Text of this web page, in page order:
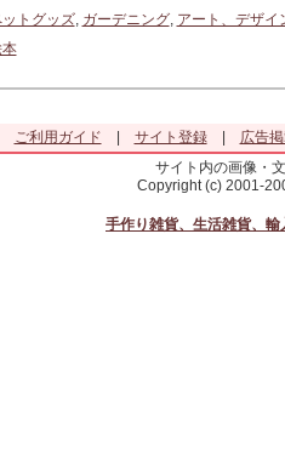
トグッズ, ガーデニング, アート、デザイ
ご利用ガイド サイト登録|
広告
サイト内の画像・
Copyright (c) 2001-
手作り雑貨、生活雑貨、